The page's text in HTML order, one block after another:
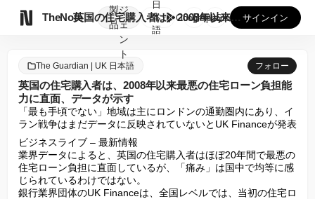
TheNote
製
品
ジ
ェ
ン
ト
英国の住宅購入者は、2008年以来最悪の住宅ローン負担能力に...
日
本
語
GooglePlay
AppStore サインイン
The Guardian | UK 日本語 フォロー
英国の住宅購入者は、2008年以来最悪の住宅ローン負担能
力に直面、データが示す
「最も手頃でない」地域は主にロンドンの通勤圏内にあり、イ
ラン戦争はまだデータに反映されていないとUK Financeが発表
ビジネスライブ – 最新情報
業界データによると、英国の住宅購入者はほぼ20年間で最悪の
住宅ローン負担に直面しているが、「痛み」は国中で均等に感
じられているわけではない。
銀行業界団体のUK Financeは、全国レベルでは、当初の住宅ロ